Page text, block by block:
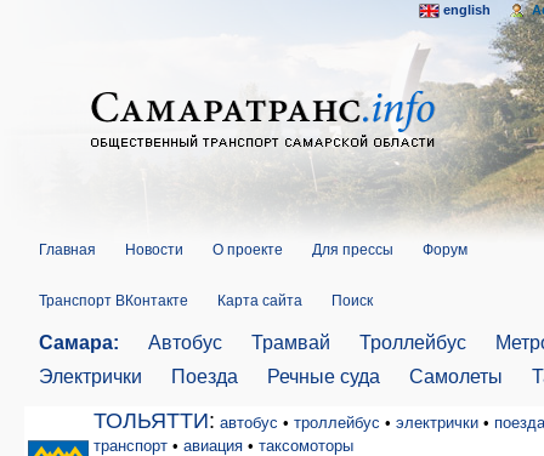
Главная Новости О проекте Для прессы Форум
Транспорт ВКонтакте Карта сайта Поиск
Самара: Автобус Трамвай Троллейбус
Электрички
Поезда Речные суда Самолеты
ТОЛЬЯТТИ: автобус • троллейбус • электрички • поезда
транспорт • авиация • таксомоторы
english